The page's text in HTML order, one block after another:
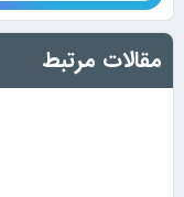
مقالات مرتبط